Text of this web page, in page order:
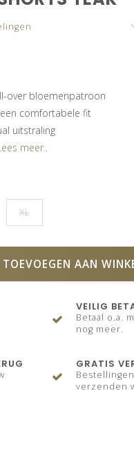
over bloemenpatroon
comfortabele fit
uitstraling
meer..
XL
TOEVOEGEN AAN
VEILIG
Betaal o.a.
nog meer.
GRATIS
verzenden